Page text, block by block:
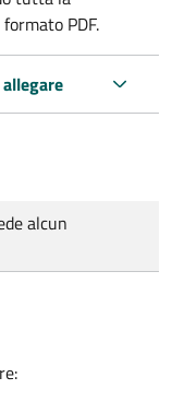
PDF.
alcun